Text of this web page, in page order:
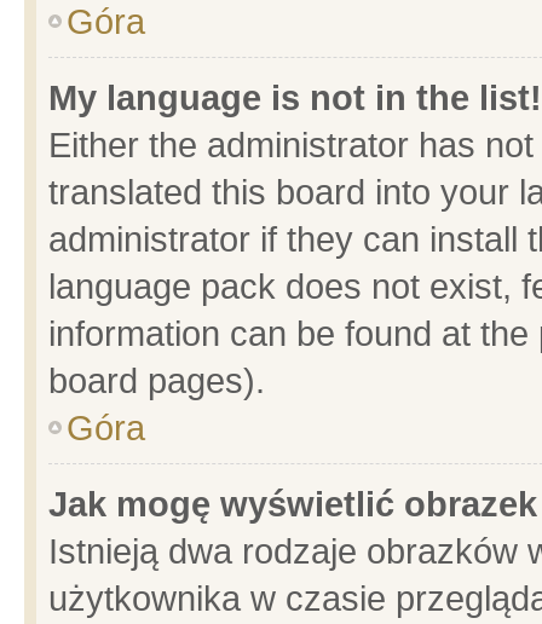
Góra
My language is not in the list!
Either the administrator has
translated this board into your
administrator if they can install
language pack does not exist,
information can be found at
board pages).
Góra
Jak mogę wyświetlić
Istnieją dwa rodzaje obrazków
użytkownika w czasie